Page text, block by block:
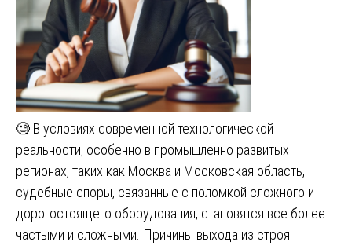
🧐 В условиях современной технологической
реальности, особенно в промышленно развитых
регионах, таких как Москва и Московская область,
судебные споры, связанные с поломкой сложного и
дорогостоящего оборудования, становятся все более
частыми и сложными. Причины выхода из строя